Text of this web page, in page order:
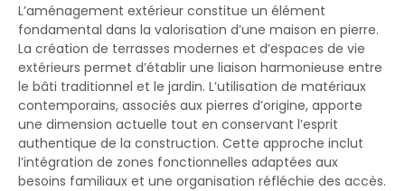
L’aménagement extérieur constitue un élément
fondamental dans la valorisation d’une maison en pierre.
La création de terrasses modernes et d’espaces de vie
extérieurs permet d’établir une liaison harmonieuse entre
le bâti traditionnel et le jardin. L’utilisation de matériaux
contemporains, associés aux pierres d’origine, apporte
une dimension actuelle tout en conservant l’esprit
authentique de la construction. Cette approche inclut
l’intégration de zones fonctionnelles adaptées aux
besoins familiaux et une organisation réfléchie des accès.